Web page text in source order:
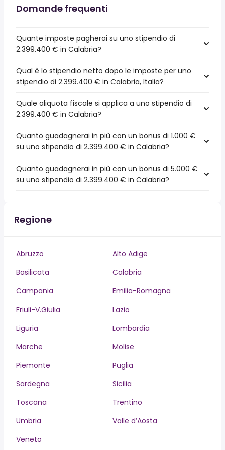
Domande frequenti
Quante imposte pagherai su uno stipendio di
2.399.400 € in Calabria?
Qual è lo stipendio netto dopo le imposte per uno
stipendio di 2.399.400 € in Calabria, Italia?
Quale aliquota fiscale si applica a uno stipendio di
2.399.400 € in Calabria?
Quanto guadagnerai in più con un bonus di 1.000 €
su uno stipendio di 2.399.400 € in Calabria?
Quanto guadagnerai in più con un bonus di 5.000 €
su uno stipendio di 2.399.400 € in Calabria?
Regione
Abruzzo
Alto Adige
Basilicata
Calabria
Campania
Emilia-Romagna
Friuli-V.Giulia
Lazio
Liguria
Lombardia
Marche
Molise
Piemonte
Puglia
Sardegna
Sicilia
Toscana
Trentino
Umbria
Valle d’Aosta
Veneto